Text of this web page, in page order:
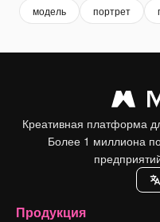
модель портрет
Креативная платформа
Более 1 миллиона
Продукция